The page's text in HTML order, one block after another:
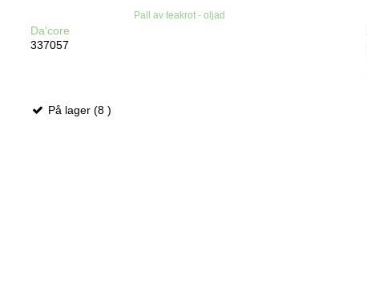
Pall av teakrot - oljad
Da'core
337057
På lager (8 )